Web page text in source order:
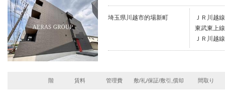
埼玉県川越市的場新町
ＪＲ川越
東武東上
ＪＲ川越
階 賃料 管理費 敷/礼/保証/敷引,償却 間取り